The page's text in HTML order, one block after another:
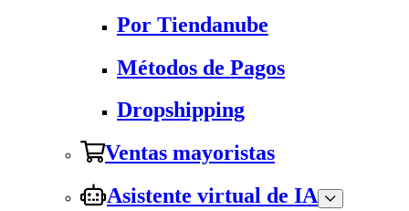
Por Tiendanube
Métodos de Pagos
Dropshipping
Ventas mayoristas
Asistente virtual de IA